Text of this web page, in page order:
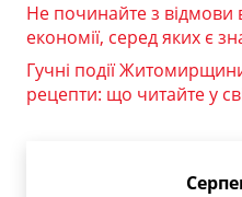
Не починайте з відмови
економії, серед яких є
Гучні події
рецепти: що читайте у